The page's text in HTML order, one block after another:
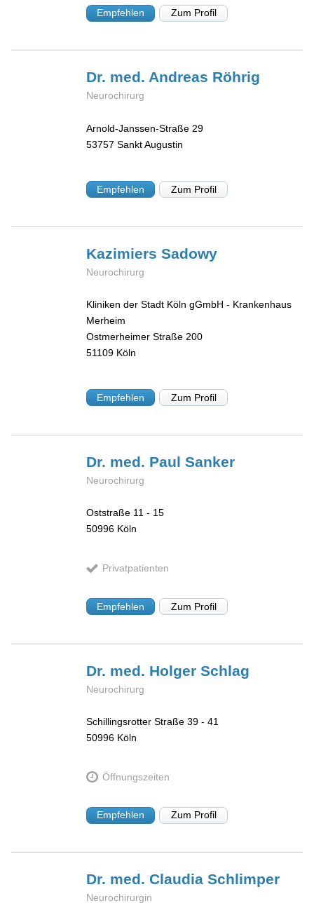
Empfehlen Zum Profil
Dr. med. Andreas Röhrig
Neurochirurg
Arnold-Janssen-Straße 29
53757 Sankt Augustin
Empfehlen Zum Profil
KazimiersSadowy
Neurochirurg
Kliniken der Stadt Köln gGmbH - Krankenhaus
Merheim
Ostmerheimer Straße 200
51109 Köln
Empfehlen Zum Profil
Dr. med. PaulSanker
Neurochirurg
Oststraße 11 - 15
50996 Köln
Privatpatienten
Empfehlen Zum Profil
Dr. med. HolgerSchlag
Neurochirurg
Schillingsrotter Straße 39 - 41
50996 Köln
Öffnungszeiten
Empfehlen Zum Profil
Dr. med. ClaudiaSchlimper
Neurochirurgin